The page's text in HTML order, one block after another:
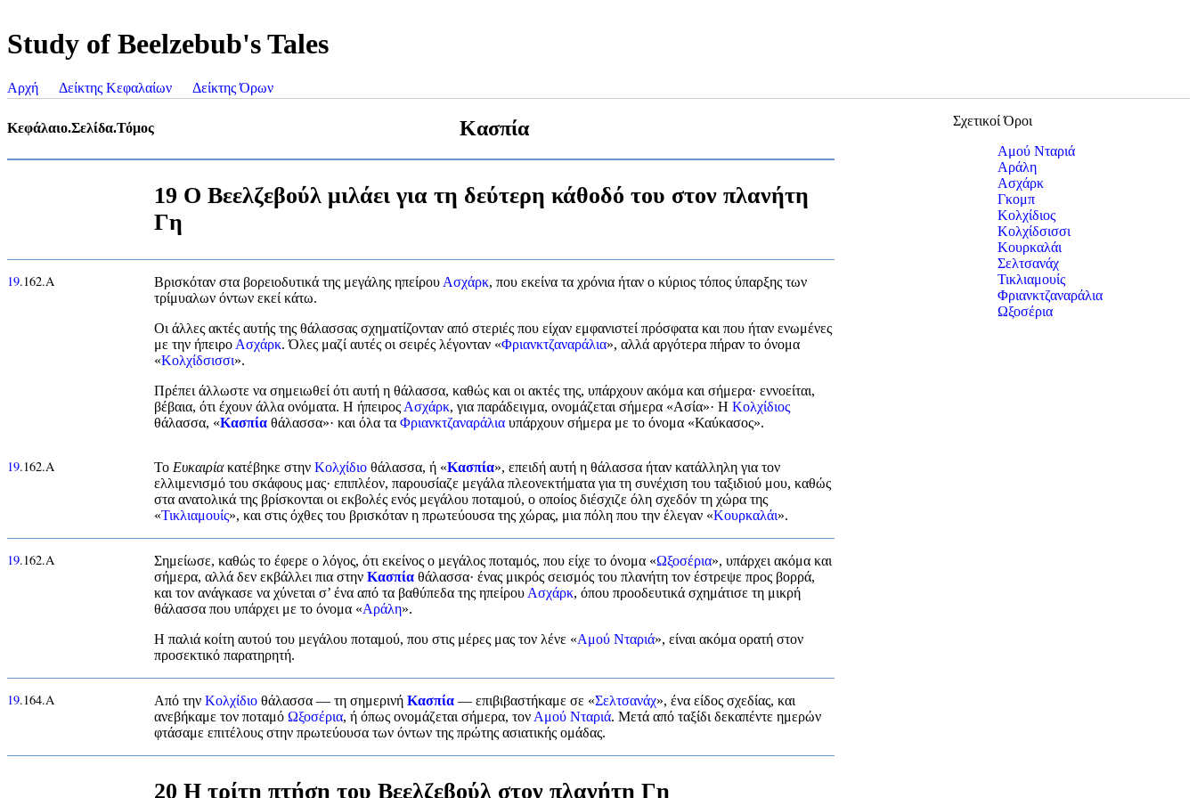
Study of Beelzebub's Tales
Αρχή Δείκτης Κεφαλαίων Δείκτης Όρων
Κεφάλαιο.Σελίδα.Τόμος Κασπία
19 Ο Βεελζεβούλ μιλάει για τη δεύτερη κάθοδό του στον πλανήτη
Γη
19.162.Α Βρισκόταν στα βορειοδυτικά της μεγάλης ηπείρου Ασχάρκ, που εκείνα τα χρόνια ήταν ο κύριος τόπος ύπαρξης των
τρίμυαλων όντων εκεί κάτω.
Οι άλλες ακτές αυτής της θάλασσας σχηματίζονταν από στεριές που είχαν εμφανιστεί πρόσφατα και που ήταν ενωμένες
με την ήπειρο Ασχάρκ. Όλες μαζί αυτές οι σειρές λέγονταν «Φριανκτζαναράλια», αλλά αργότερα πήραν το όνομα
«Κολχίδσισσι».
Πρέπει άλλωστε να σημειωθεί ότι αυτή η θάλασσα, καθώς και οι ακτές της, υπάρχουν ακόμα και σήμερα· εννοείται,
βέβαια, ότι έχουν άλλα ονόματα. Η ήπειρος Ασχάρκ, για παράδειγμα, ονομάζεται σήμερα «Ασία»· Η Κολχίδιος
θάλασσα, «Κασπία θάλασσα»· και όλα τα Φριανκτζαναράλια υπάρχουν σήμερα με το όνομα «Καύκασος».
19.162.Α Το Ευκαιρίακατέβηκε στην Κολχίδιο θάλασσα, ή «Κασπία», επειδή αυτή η θάλασσα ήταν κατάλληλη για τον
ελλιμενισμό του σκάφους μας· επιπλέον, παρουσίαζε μεγάλα πλεονεκτήματα για τη συνέχιση του ταξιδιού μου, καθώς
στα ανατολικά της βρίσκονται οι εκβολές ενός μεγάλου ποταμού, ο οποίος διέσχιζε όλη σχεδόν τη χώρα της
«Τικλιαμουίς», και στις όχθες του βρισκόταν η πρωτεύουσα της χώρας, μια πόλη που την έλεγαν «Κουρκαλάι».
19.162.Α Σημείωσε, καθώς το έφερε ο λόγος, ότι εκείνος ο μεγάλος ποταμός, που είχε το όνομα «Ωξοσέρια», υπάρχει ακόμα και
σήμερα, αλλά δεν εκβάλλει πια στην Κασπία θάλασσα· ένας μικρός σεισμός του πλανήτη τον έστρεψε προς βορρά,
και τον ανάγκασε να χύνεται σ’ ένα από τα βαθύπεδα της ηπείρου Ασχάρκ, όπου προοδευτικά σχημάτισε τη μικρή
θάλασσα που υπάρχει με το όνομα «Αράλη».
Η παλιά κοίτη αυτού του μεγάλου ποταμού, που στις μέρες μας τον λένε «Αμού Νταριά», είναι ακόμα ορατή στον
προσεκτικό παρατηρητή.
19.164.Α Από την Κολχίδιο θάλασσα — τη σημερινή Κασπία — επιβιβαστήκαμε σε «Σελτσανάχ», ένα είδος σχεδίας, και
ανεβήκαμε τον ποταμό Ωξοσέρια, ή όπως ονομάζεται σήμερα, τον Αμού Νταριά. Μετά από ταξίδι δεκαπέντε ημερών
φτάσαμε επιτέλους στην πρωτεύουσα των όντων της πρώτης ασιατικής ομάδας.
20 Η τρίτη πτήση του Βεελζεβούλ στον πλανήτη Γη
Σχετικοί Όροι
Αμού Νταριά
Αράλη
Ασχάρκ
Γκομπ
Κολχίδιος
Κολχίδσισσι
Κουρκαλάι
Σελτσανάχ
Τικλιαμουίς
Φριανκτζαναράλια
Ωξοσέρια